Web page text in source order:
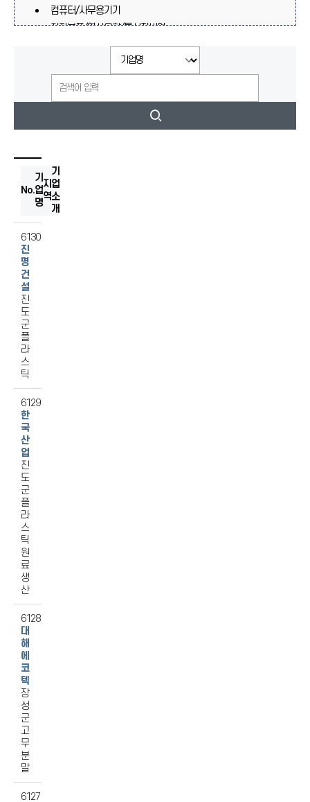
컴퓨터/사무용기기
전자부품/영상음향/통신장비업
의료/정밀/광학기기/시계
기타운송장비
고무/플라스틱
비금속광물제품
섬유
음식료품
No.
기
업
명
지
역
기
업
소
개
6130
진
명
건
설
진
도
군
플
라
스
틱
6129
한
국
산
업
진
도
군
플
라
스
틱
원
료
생
산
6128
대
해
에
코
텍
장
성
군
고
무
분
말
6127